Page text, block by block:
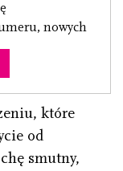
nowych
które
od
smutny,